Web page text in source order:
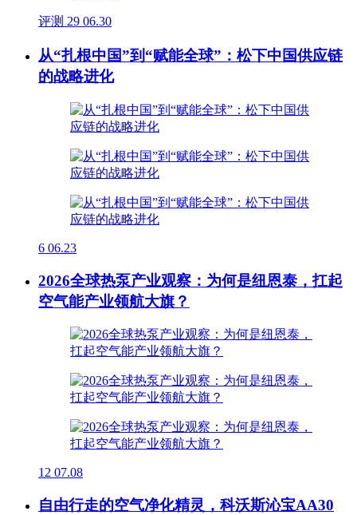
评测 29 06.30
从“扎根中国”到“赋能全球”：松下中国供应链
的战略进化
6 06.23
2026全球热泵产业观察：为何是纽恩泰，扛起
空气能产业领航大旗？
12 07.08
自由行走的空气净化精灵，科沃斯沁宝AA30